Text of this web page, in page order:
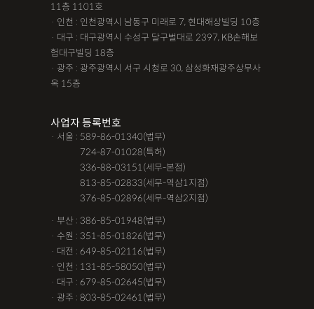
11층 1101호
· 인천 : 인천광역시 남동구 미래로 7, 현대해상빌딩 10층
· 대구 : 대구광역시 수성구 달구벌대로 2397, KB손해보
험대구빌딩 18층
· 광주 : 광주광역시 서구 시청로 30, 삼성화재광주상무사
옥 15층
사업자 등록번호
· 서울 : 589-86-01340(법무)
724-87-01028(특허)
336-88-03151(세무-본점)
813-85-02833(세무-역삼1지점)
376-85-02896(세무-역삼2지점)
· 부산 : 386-85-01948(법무)
· 수원 : 351-85-01826(법무)
· 대전 : 649-85-02116(법무)
· 인천 : 131-85-58050(법무)
· 대구 : 679-85-02645(법무)
· 광주 : 803-85-02461(법무)